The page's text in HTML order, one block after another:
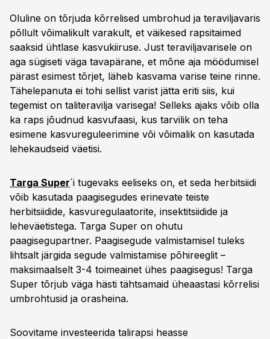
Oluline on tõrjuda kõrrelised umbrohud ja teraviljavaris
põllult võimalikult varakult, et väikesed rapsitaimed
saaksid ühtlase kasvukiiruse. Just teraviljavarisele on
aga sügiseti väga tavapärane, et mõne aja möödumisel
pärast esimest tõrjet, läheb kasvama varise teine rinne.
Tähelepanuta ei tohi sellist varist jätta eriti siis, kui
tegemist on taliteravilja varisega! Selleks ajaks võib olla
ka raps jõudnud kasvufaasi, kus tarvilik on teha
esimene kasvureguleerimine või võimalik on kasutada
lehekaudseid väetisi.
Targa Super´i tugevaks eeliseks on, et seda herbitsiidi
võib kasutada paagisegudes erinevate teiste
herbitsiidide, kasvuregulaatorite, insektitsiidide ja
leheväetistega. Targa Super on ohutu
paagisegupartner. Paagisegude valmistamisel tuleks
lihtsalt järgida segude valmistamise põhireeglit –
maksimaalselt 3-4 toimeainet ühes paagisegus! Targa
Super tõrjub väga hästi tähtsamaid üheaastasi kõrrelisi
umbrohtusid ja orasheina.
Soovitame investeerida talirapsi heasse